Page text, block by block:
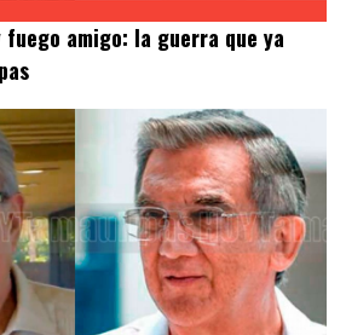
amigo: la guerra que ya